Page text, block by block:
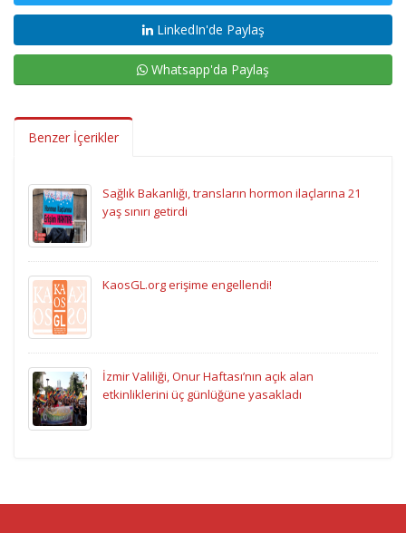
LinkedIn'de Paylaş
Whatsapp'da Paylaş
Benzer İçerikler
Sağlık Bakanlığı, transların hormon ilaçlarına 21
yaş sınırı getirdi
KaosGL.org erişime engellendi!
İzmir Valiliği, Onur Haftası’nın açık alan
etkinliklerini üç günlüğüne yasakladı